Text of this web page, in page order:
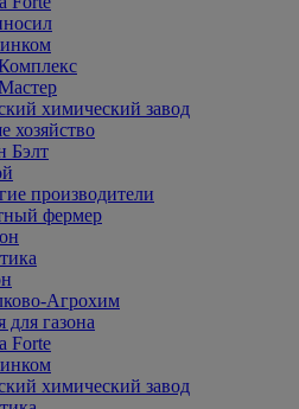
химический завод
хозяйство
Бэлт
производители
фермер
Агрохим
для газона
Forte
химический завод